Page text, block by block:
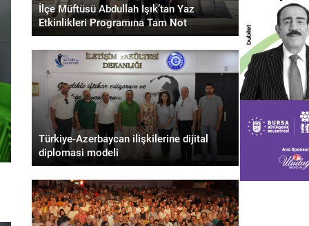
İlçe Müftüsü Abdullah Işık’tan Yaz
Etkinlikleri Programına Tam Not
Türkiye-Azerbaycan ilişkilerine dijital
diplomasi modeli